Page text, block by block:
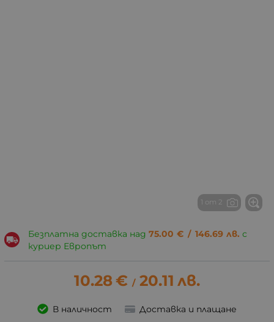
1 от 2
Безплатна доставка над 75.00 € / 146.69 лв. с
куриер Европът
10.28€ / 20.11 лв.
В наличност Доставка и плащане